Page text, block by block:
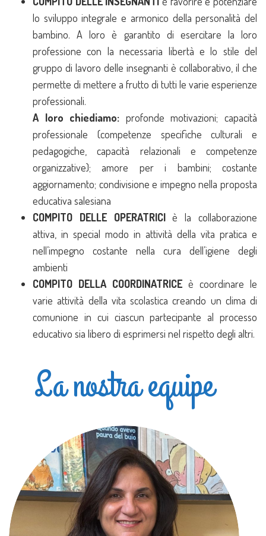
lo sviluppo integrale e armonico della personalità del
bambino. A loro è garantito di esercitare la loro
professione con la necessaria libertà e lo stile del
gruppo di lavoro delle insegnanti è collaborativo, il che
permette di mettere a frutto di tutti le varie esperienze
professionali.
A loro chiediamo: profonde motivazioni; capacità
professionale (competenze specifiche culturali e
pedagogiche, capacità relazionali e competenze
organizzative); amore per i bambini; costante
aggiornamento; condivisione e impegno nella proposta
educativa salesiana
COMPITO DELLE OPERATRICIè la collaborazione
attiva, in special modo in attività della vita pratica e
nell’impegno costante nella cura dell’igiene degli
ambienti
COMPITO DELLA COORDINATRICE è coordinare le
varie attività della vita scolastica creando un clima di
comunione in cui ciascun partecipante al processo
educativo sia libero di esprimersi nel rispetto degli altri.
La nostra equipe